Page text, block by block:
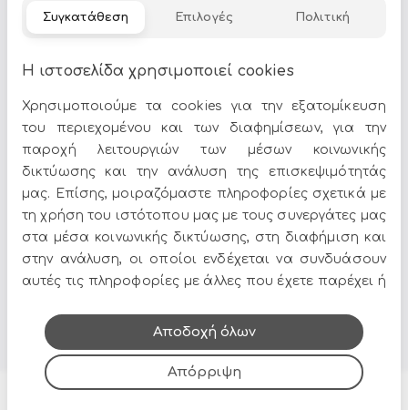
για να ταιριάζουν απόλυτα με το στυλ του σπιτιού σας.
Όλες οι προσφορές και τα νέα του Epilegin,
στο email και τα social media!
Συγκατάθεση Επιλογές Πολιτική
Η ιστοσελίδα χρησιμοποιεί cookies
Χρησιμοποιούμε τα cookies για την εξατομίκευση
του περιεχομένου και των διαφημίσεων, για την
παροχή λειτουργιών των μέσων κοινωνικής
δικτύωσης και την ανάλυση της επισκεψιμότητάς
μας. Επίσης, μοιραζόμαστε πληροφορίες σχετικά με
τη χρήση του ιστότοπου μας με τους συνεργάτες μας
στα μέσα κοινωνικής δικτύωσης, στη διαφήμιση και
στην ανάλυση, οι οποίοι ενδέχεται να συνδυάσουν
αυτές τις πληροφορίες με άλλες που έχετε παρέχει ή
τους.
Απόρριψη
Αποδοχή όλων